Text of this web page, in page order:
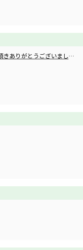
先週は #ひみつイベ へお越し頂きありがとうございました！